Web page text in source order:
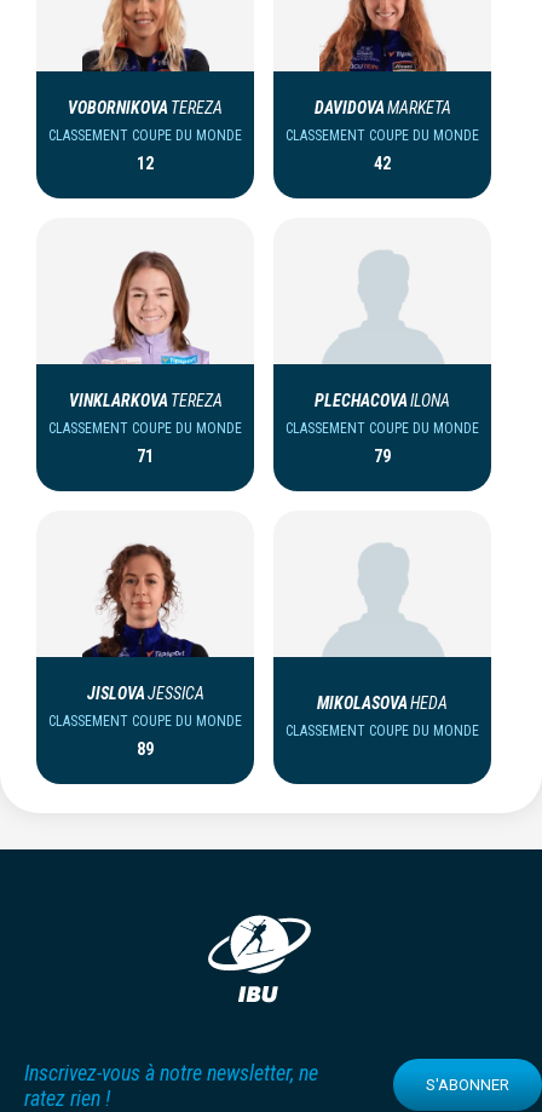
VOBORNIKOVA TEREZA
CLASSEMENT COUPE DU MONDE
12
DAVIDOVAMARKETA
CLASSEMENT COUPE DU MONDE
42
VINKLARKOVA TEREZA
CLASSEMENT COUPE DU MONDE
71
PLECHACOVAILONA
CLASSEMENT COUPE DU MONDE
79
JISLOVAJESSICA
CLASSEMENT COUPE DU MONDE
89
MIKOLASOVAHEDA
CLASSEMENT COUPE DU MONDE
Inscrivez-vous à notre newsletter, ne
ratez rien !
S'ABONNER